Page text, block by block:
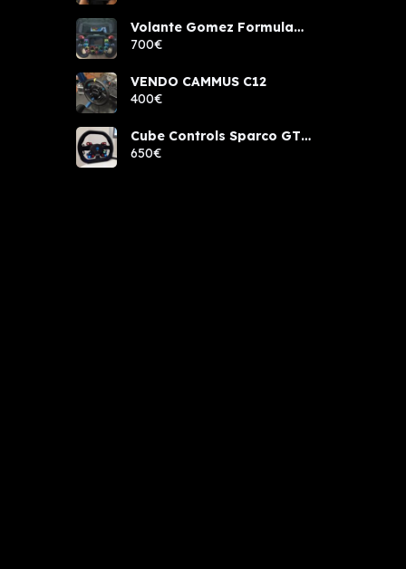
Volante Gomez Formula
Pro Elite
700€
VENDO CAMMUS C12
400€
Cube Controls Sparco GT
PRO NUEVO
650€